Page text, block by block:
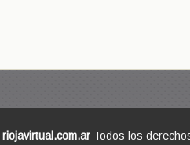
riojavirtual.com.ar Todos los